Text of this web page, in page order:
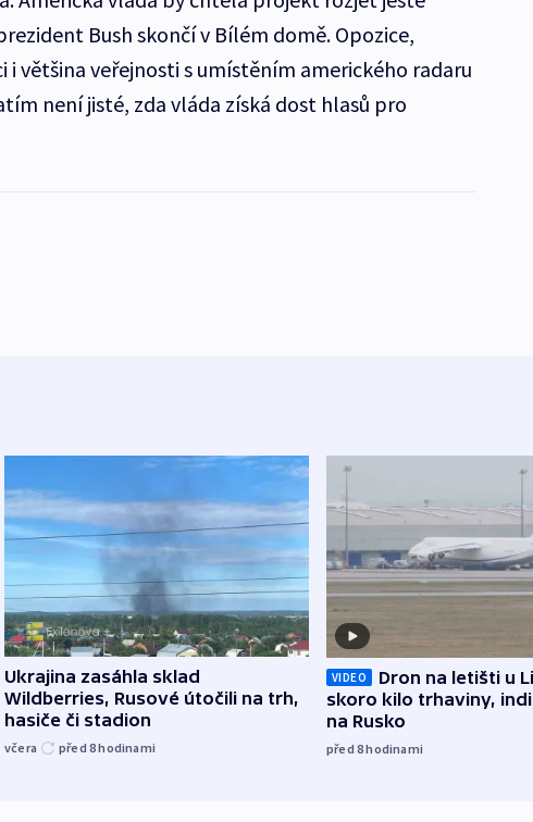
Bush skončí v Bílém domě. Opozice,
většina veřejnosti s umístěním amerického radaru
není jisté, zda vláda získá dost hlasů pro
Ukrajina zasáhla sklad
Wildberries, Rusové útočili na trh,
hasiče či stadion
včera před 8hodinami
VIDEO
Dron na letišti u
skoro kilo trhaviny,
na Rusko
před 8hodinami